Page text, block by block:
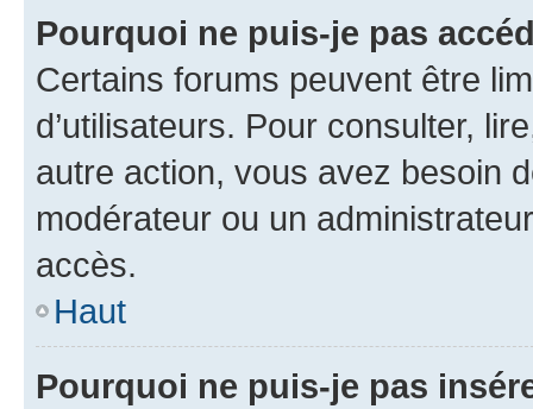
Pourquoi ne puis-je pas
Certains forums peuvent être
d’utilisateurs. Pour consulter,
autre action, vous avez besoin
modérateur ou un
accès.
Haut
Pourquoi ne puis-je pas